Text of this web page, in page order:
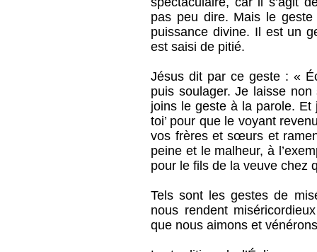
pas peu dire. Mais le
puissance divine. Il est un
est saisi de pitié.
Jésus dit par ce geste : «
puis soulager. Je laisse
joins le geste à la parole. Et
toi’ pour que le voyant
vos frères et sœurs et
peine et le malheur, à
pour le fils de la veuve chez
Tels sont les gestes de
nous rendent
que nous aimons et